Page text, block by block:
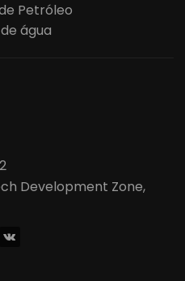
Petróleo
água
Development Zone,
